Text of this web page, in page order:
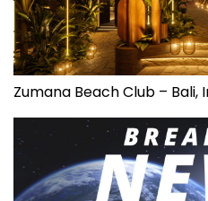
Zumana Beach Club – Bali,